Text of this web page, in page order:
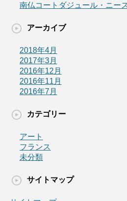
南仏コートダジュール・ニー
アーカイブ
2018年4月
2017年3月
2016年12月
2016年11月
2016年7月
カテゴリー
アート
フランス
未分類
サイトマップ